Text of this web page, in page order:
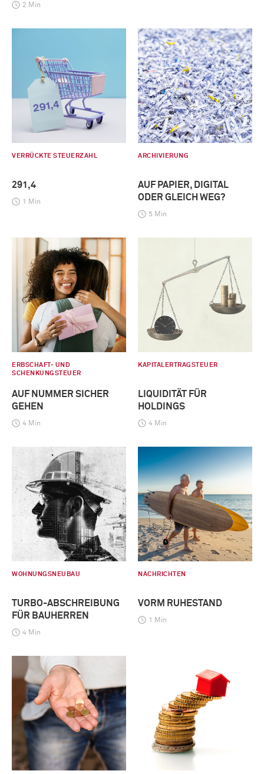
2 Min
VERRÜCKTE STEUERZAHL
291,4
1 Min
ARCHIVIERUNG
AUF PAPIER, DIGITAL
ODER GLEICH WEG?
5 Min
ERBSCHAFT- UND
SCHENKUNGSTEUER
AUF NUMMER SICHER
GEHEN
4 Min
KAPITALERTRAGSTEUER
LIQUIDITÄT FÜR
HOLDINGS
4 Min
WOHNUNGSNEUBAU
TURBO-ABSCHREIBUNG
FÜR BAUHERREN
4 Min
NACHRICHTEN
VORM RUHESTAND
1 Min